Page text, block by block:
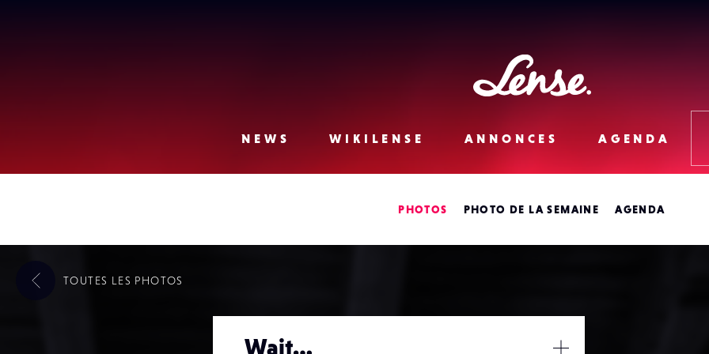
Lense
NEWS WIKILENSE ANNONCES AGENDA
PHOTOS PHOTO DE LA SEMAINE AGENDA
Wait…
TOUTES LES PHOTOS